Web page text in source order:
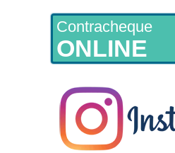
Contracheque
ONLINE